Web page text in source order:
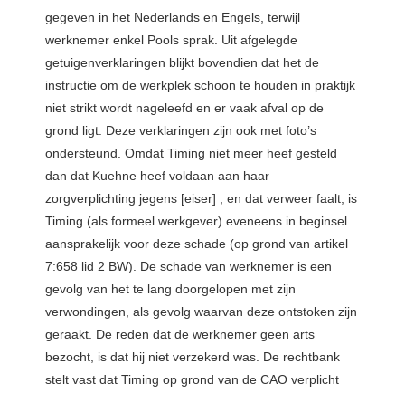
gegeven in het Nederlands en Engels, terwijl
werknemer enkel Pools sprak. Uit afgelegde
getuigenverklaringen blijkt bovendien dat het de
instructie om de werkplek schoon te houden in praktijk
niet strikt wordt nageleefd en er vaak afval op de
grond ligt. Deze verklaringen zijn ook met foto’s
ondersteund. Omdat Timing niet meer heef gesteld
dan dat Kuehne heef voldaan aan haar
zorgverplichting jegens [eiser] , en dat verweer faalt, is
Timing (als formeel werkgever) eveneens in beginsel
aansprakelijk voor deze schade (op grond van artikel
7:658 lid 2 BW). De schade van werknemer is een
gevolg van het te lang doorgelopen met zijn
verwondingen, als gevolg waarvan deze ontstoken zijn
geraakt. De reden dat de werknemer geen arts
bezocht, is dat hij niet verzekerd was. De rechtbank
stelt vast dat Timing op grond van de CAO verplicht